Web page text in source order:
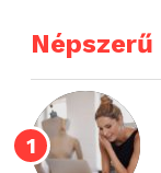
Népszerű